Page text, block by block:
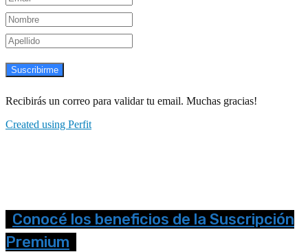
Suscribirme
Recibirás un correo para validar tu email. Muchas gracias!
Created using Perfit
Conocé los beneficios de la Suscripción
Premium